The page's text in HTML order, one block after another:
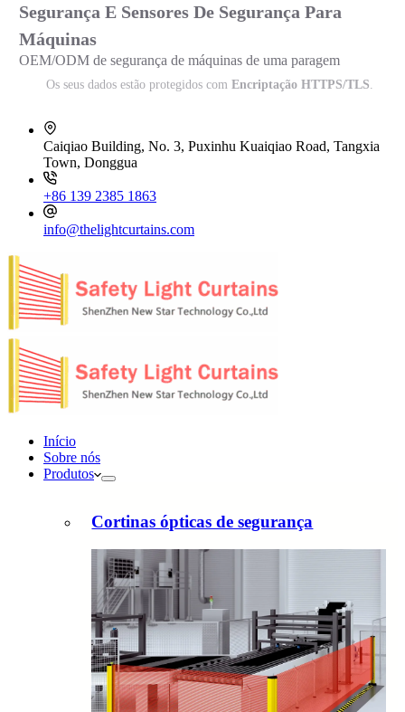
Segurança E Sensores De Segurança Para
Máquinas
OEM/ODM de segurança de máquinas de uma paragem
Os seus dados estão protegidos com Encriptação HTTPS/TLS
Caiqiao Building, No. 3, Puxinhu Kuaiqiao Road, Tangxia
Town, Donggua
+86 139 2385 1863
info@thelightcurtains.com
Início
Sobre nós
Produtos
Cortinas ópticas de segurança